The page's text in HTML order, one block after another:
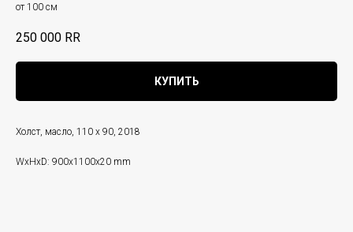
от 100 см
250 000 RR
КУПИТЬ
Холст, масло, 110 х 90, 2018
WxHxD: 900x1100x20 mm